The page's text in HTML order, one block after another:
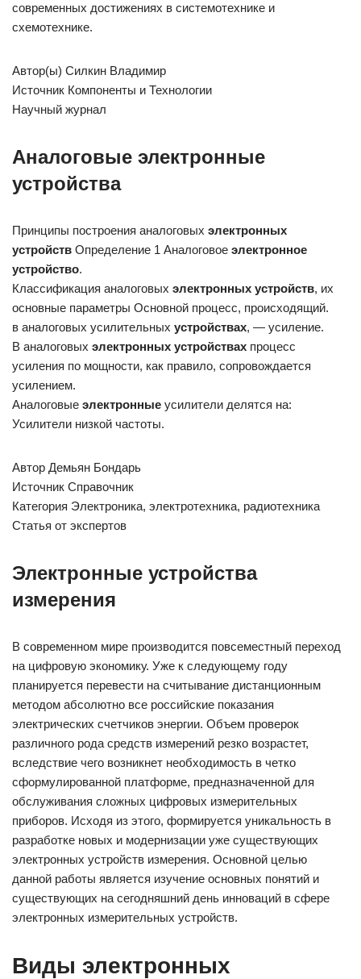
современных достижениях в системотехнике и
схемотехнике.
Автор(ы) Силкин Владимир
Источник Компоненты и Технологии
Научный журнал
Аналоговые электронные
устройства
Принципы построения аналоговых электронных
устройств Определение 1 Аналоговое электронное
устройство.
Классификация аналоговых электронных устройств, их
основные параметры Основной процесс, происходящий.
в аналоговых усилительных устройствах, — усиление.
В аналоговых электронных устройствах процесс
усиления по мощности, как правило, сопровождается
усилением.
Аналоговые электронные усилители делятся на:
Усилители низкой частоты.
Автор Демьян Бондарь
Источник Справочник
Категория Электроника, электротехника, радиотехника
Статья от экспертов
Электронные устройства
измерения
В современном мире производится повсеместный переход
на цифровую экономику. Уже к следующему году
планируется перевести на считывание дистанционным
методом абсолютно все российские показания
электрических счетчиков энергии. Объем проверок
различного рода средств измерений резко возрастет,
вследствие чего возникнет необходимость в четко
сформулированной платформе, предназначенной для
обслуживания сложных цифровых измерительных
приборов. Исходя из этого, формируется уникальность в
разработке новых и модернизации уже существующих
электронных устройств измерения. Основной целью
данной работы является изучение основных понятий и
существующих на сегодняшний день инноваций в сфере
электронных измерительных устройств.
Виды электронных